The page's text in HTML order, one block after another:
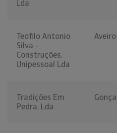
Lda
Teofilo Antonio
Silva -
Construções,
Unipessoal Lda
Aveiro
Tradições Em
Pedra, Lda
Gonça